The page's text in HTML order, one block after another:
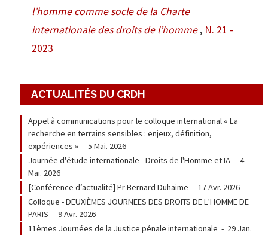
l’homme comme socle de la Charte
internationale des droits de l’homme , N. 21 -
2023
ACTUALITÉS DU CRDH
Appel à communications pour le colloque international « La
recherche en terrains sensibles : enjeux, définition,
expériences »- 5 Mai. 2026
Journée d'étude internationale - Droits de l'Homme et IA- 4
Mai. 2026
[Conférence d’actualité] Pr Bernard Duhaime - 17 Avr. 2026
Colloque - DEUXIÈMES JOURNEES DES DROITS DE L’HOMME DE
PARIS - 9 Avr. 2026
11èmes Journées de la Justice pénale internationale - 29 Jan.